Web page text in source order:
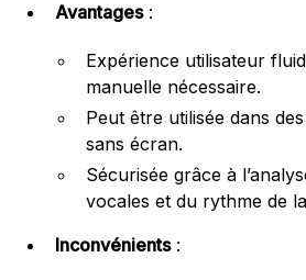
Avantages:
Expérience utilisateur
manuelle nécessaire.
Peut être utilisée dans
sans écran.
Sécurisée grâce à
vocales et du rythme de
Inconvénients: